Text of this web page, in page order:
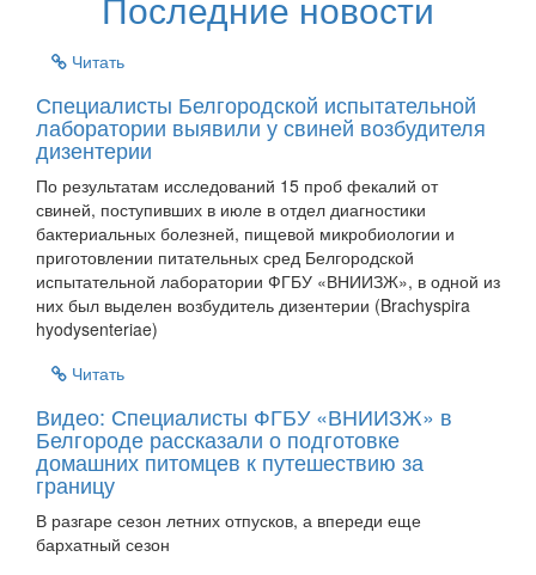
Читать
Специалисты Белгородской испытательной
лаборатории выявили у свиней возбудителя
дизентерии
По результатам исследований 15 проб фекалий от
свиней, поступивших в июле в отдел диагностики
бактериальных болезней, пищевой микробиологии и
приготовлении питательных сред Белгородской
испытательной лаборатории ФГБУ «ВНИИЗЖ», в одной из
них был выделен возбудитель дизентерии (Brachyspira
hyodysenteriae)
Читать
Видео: Специалисты ФГБУ «ВНИИЗЖ» в
Белгороде рассказали о подготовке
домашних питомцев к путешествию за
границу
В разгаре сезон летних отпусков, а впереди еще
бархатный сезон